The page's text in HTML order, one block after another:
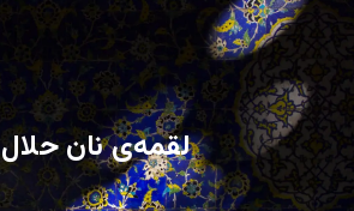
لقمه‌ی نان حلال